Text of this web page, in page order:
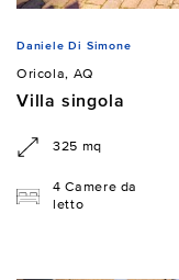
Daniele Di Simone
Oricola, AQ
Villa singola
325 mq
4 Camere da
letto